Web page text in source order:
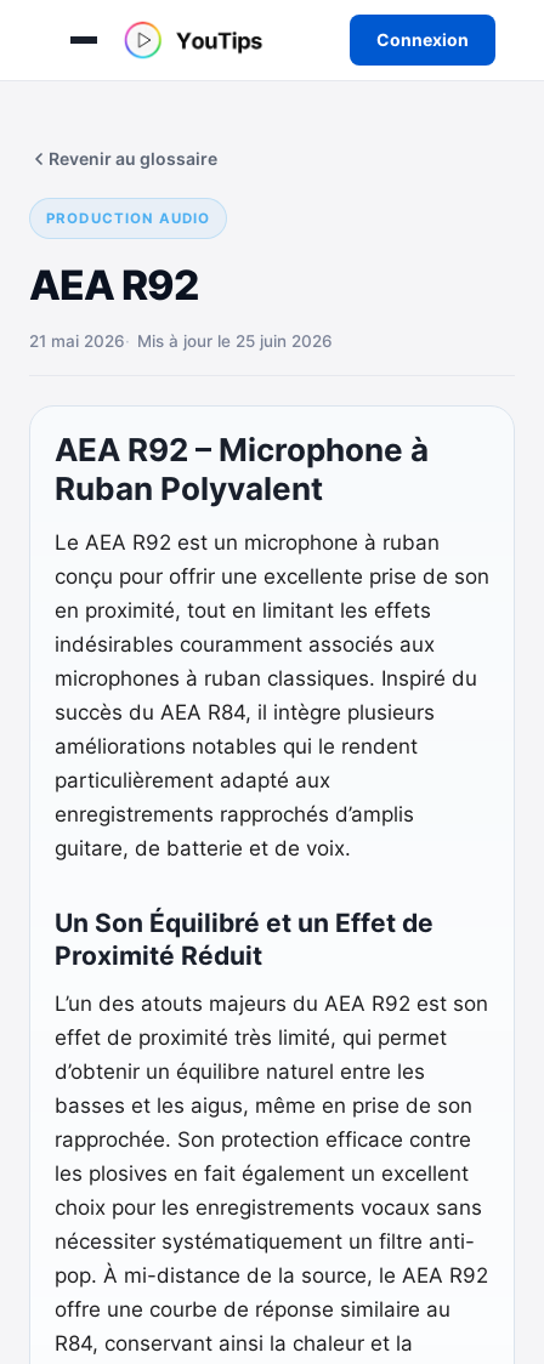
Connexion
contenu
PRODUCTION AUDIO
AEA R92
Revenir au glossaire
21 mai 2026 Mis à jour le 25 juin 2026
AEA R92 – Microphone à
Ruban Polyvalent
Le AEA R92 est un microphone à ruban
conçu pour offrir une excellente prise de son
en proximité, tout en limitant les effets
indésirables couramment associés aux
microphones à ruban classiques. Inspiré du
succès du AEA R84, il intègre plusieurs
améliorations notables qui le rendent
particulièrement adapté aux
enregistrements rapprochés d’amplis
guitare, de batterie et de voix.
Un Son Équilibré et un Effet de
Proximité Réduit
L’un des atouts majeurs du AEA R92 est son
effet de proximité très limité, qui permet
d’obtenir un équilibre naturel entre les
basses et les aigus, même en prise de son
rapprochée. Son protection efficace contre
les plosives en fait également un excellent
choix pour les enregistrements vocaux sans
nécessiter systématiquement un filtre anti-
pop. À mi-distance de la source, le AEA R92
offre une courbe de réponse similaire au
R84, conservant ainsi la chaleur et la